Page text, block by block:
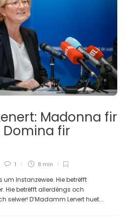
Madonna fir
Domina fir
1 8 min
um Instanzewee. Hie betrëfft
Hie betrëfft allerdéngs och
selwer! D’Madamm Lenert huet...